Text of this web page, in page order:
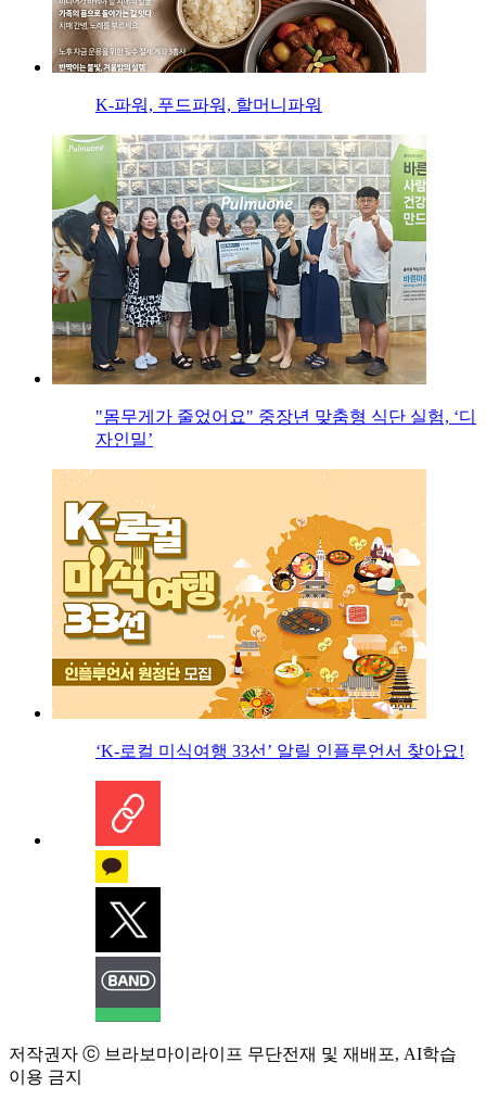
K-파워, 푸드파워, 할머니파워
"몸무게가 줄었어요" 중장년 맞춤형 식단 실험, ‘디
자인밀’
‘K-로컬 미식여행 33선’ 알릴 인플루언서 찾아요!
저작권자 ⓒ 브라보마이라이프 무단전재 및 재배포, AI학습
이용 금지